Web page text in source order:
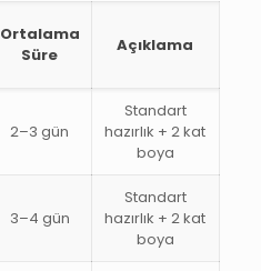
Ortalama
Süre
Açıklama
2–3 gün
Standart
hazırlık + 2 kat
boya
3–4 gün
Standart
hazırlık + 2 kat
boya